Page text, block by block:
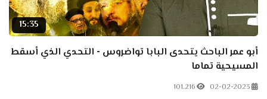
15:35
أبو عمر الباحث يتحدى البابا تواضروس - التحدي الذي أسقط
المسيحية تماما
02-02-2023
101.216